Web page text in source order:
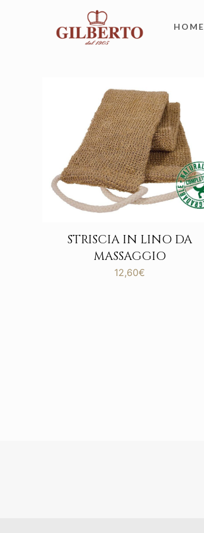
HOME
STRISCIA IN LINO DA
MASSAGGIO
12,60€